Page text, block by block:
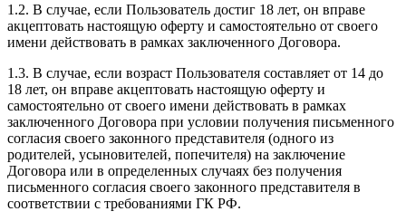
1.2. В случае, если Пользователь достиг 18 лет, он вправе
акцептовать настоящую оферту и самостоятельно от своего
имени действовать в рамках заключенного Договора.
1.3. В случае, если возраст Пользователя составляет от 14 до
18 лет, он вправе акцептовать настоящую оферту и
самостоятельно от своего имени действовать в рамках
заключенного Договора при условии получения письменного
согласия своего законного представителя (одного из
родителей, усыновителей, попечителя) на заключение
Договора или в определенных случаях без получения
письменного согласия своего законного представителя в
соответствии с требованиями ГК РФ.